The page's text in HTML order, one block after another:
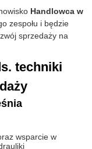
Handlowca w
zespołu i będzie
sprzedaży na
techniki
wsparcie w